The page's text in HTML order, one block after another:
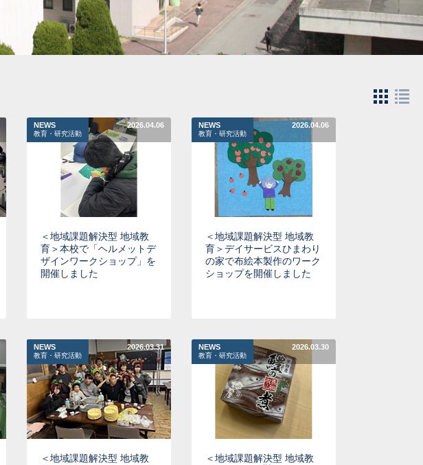
NEWS
教育・研究活動
2026.04.06
＜地域課題解決型 地域教
育＞本校で「ヘルメットデ
ザインワークショップ」を
開催しました
NEWS
教育・研究活動
2026.04.06
＜地域課題解決型 地域教
育＞デイサービスひまわり
の家で布絵本製作のワーク
ショップを開催しました
NEWS
教育・研究活動
2026.03.31
＜地域課題解決型 地域教
NEWS
教育・研究活動
2026.03.30
＜地域課題解決型 地域教